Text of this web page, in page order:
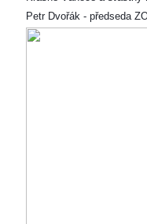
Petr Dvořák - předseda